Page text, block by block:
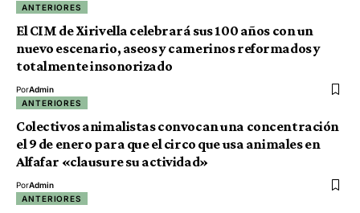
ANTERIORES
El CIM de Xirivella celebrará sus 100 años con un
nuevo escenario, aseos y camerinos reformados y
totalmente insonorizado
PorAdmin
ANTERIORES
Colectivos animalistas convocan una concentración
el 9 de enero para que el circo que usa animales en
Alfafar «clausure su actividad»
PorAdmin
ANTERIORES